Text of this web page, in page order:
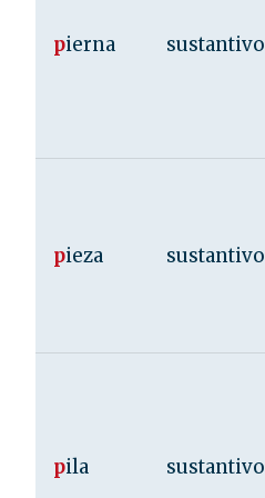
pierna sustantivo
pieza sustantivo
pila sustantivo